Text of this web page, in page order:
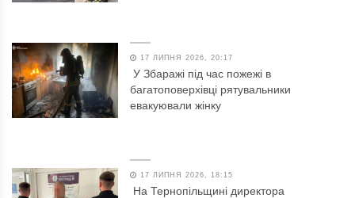
17 ЛИПНЯ 2026, 20:17
У Збаражі під час пожежі в
багатоповерхівці рятувальники
евакуювали жінку
17 ЛИПНЯ 2026, 18:15
На Тернопільщині директора